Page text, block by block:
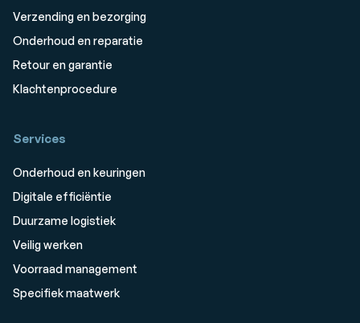
Verzending en bezorging
Onderhoud en reparatie
Retour en garantie
Klachtenprocedure
Services
Onderhoud en keuringen
Digitale efficiëntie
Duurzame logistiek
Veilig werken
Voorraad management
Specifiek maatwerk